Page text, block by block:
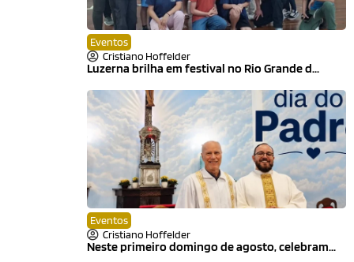
Eventos
Cristiano Hoffelder
Luzerna brilha em festival no Rio Grande d...
Eventos
Cristiano Hoffelder
Neste primeiro domingo de agosto, celebram...